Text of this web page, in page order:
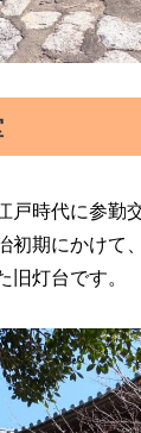
戸時代に参勤
初期にかけて
旧灯台です。